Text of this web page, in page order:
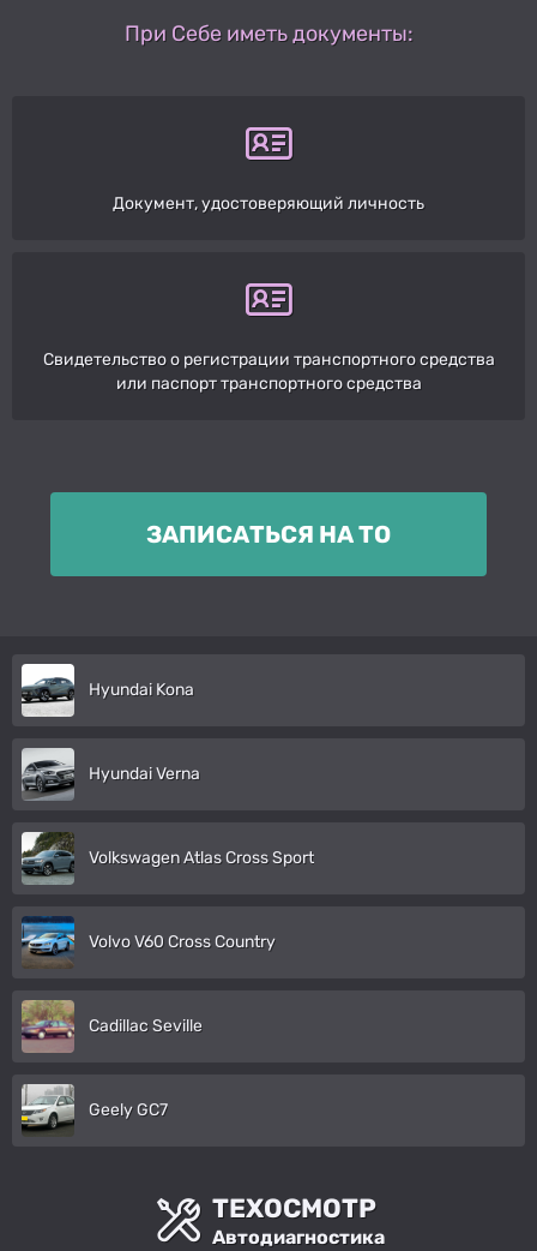
При Себе иметь документы:
Документ, удостоверяющий личность
Свидетельство о регистрации транспортного средства
или паспорт транспортного средства
ЗАПИСАТЬСЯ НА ТО
Hyundai Kona
Hyundai Verna
Volkswagen Atlas Cross Sport
Volvo V60 Cross Country
Cadillac Seville
Geely GC7
ТЕХОСМОТР
Автодиагностика